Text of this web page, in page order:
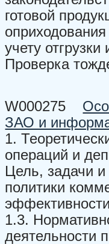
готовой
учету
Проверка
W000275
ЗАО и
1.
операций и
Цель, задачи
политики
1.3.
деятельности